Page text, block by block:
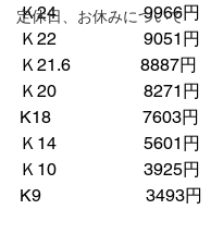
定休日、お休みについて
Ｋ24　　　　　9966円
Ｋ22　　　　　9051円
Ｋ21.6　　　　8887
Ｋ20　　　　　8271円
K18　　　　　 7603円
Ｋ14　　　　　5601円
Ｋ10　　　　　3925円
K9　　　　　　3493円